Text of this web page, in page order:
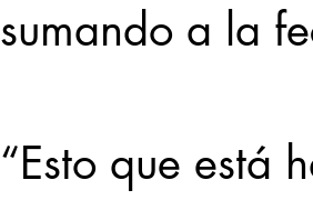
sumando a la
“Esto que está